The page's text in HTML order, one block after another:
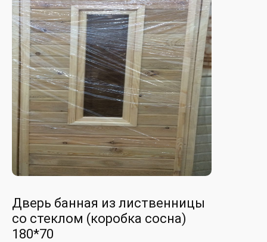
Дверь банная из лиственницы
со стеклом (коробка сосна)
180*70